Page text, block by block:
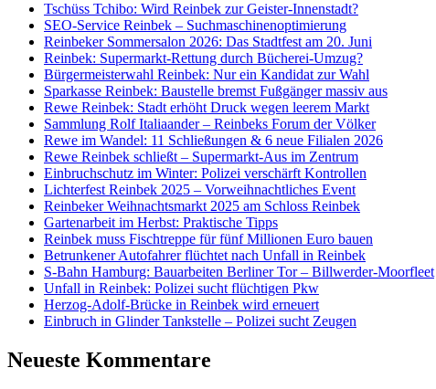
Tschüss Tchibo: Wird Reinbek zur Geister-Innenstadt?
SEO-Service Reinbek – Suchmaschinenoptimierung
Reinbeker Sommersalon 2026: Das Stadtfest am 20. Juni
Reinbek: Supermarkt-Rettung durch Bücherei-Umzug?
Bürgermeisterwahl Reinbek: Nur ein Kandidat zur Wahl
Sparkasse Reinbek: Baustelle bremst Fußgänger massiv aus
Rewe Reinbek: Stadt erhöht Druck wegen leerem Markt
Sammlung Rolf Italiaander – Reinbeks Forum der Völker
Rewe im Wandel: 11 Schließungen & 6 neue Filialen 2026
Rewe Reinbek schließt – Supermarkt-Aus im Zentrum
Einbruchschutz im Winter: Polizei verschärft Kontrollen
Lichterfest Reinbek 2025 – Vorweihnachtliches Event
Reinbeker Weihnachtsmarkt 2025 am Schloss Reinbek
Gartenarbeit im Herbst: Praktische Tipps
Reinbek muss Fischtreppe für fünf Millionen Euro bauen
Betrunkener Autofahrer flüchtet nach Unfall in Reinbek
S-Bahn Hamburg: Bauarbeiten Berliner Tor – Billwerder-Moorfleet
Unfall in Reinbek: Polizei sucht flüchtigen Pkw
Herzog-Adolf-Brücke in Reinbek wird erneuert
Einbruch in Glinder Tankstelle – Polizei sucht Zeugen
Neueste Kommentare